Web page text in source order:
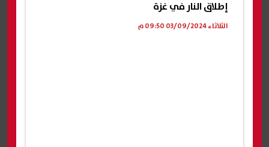
إطلاق النار في غزة
الثلاثاء 03/09/2024 09:50 م